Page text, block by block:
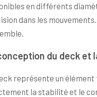
en différents
dans les
du deck et
représente un
la stabilité et le